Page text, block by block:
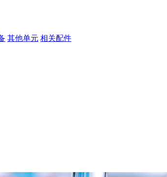
其他单元 相关配件